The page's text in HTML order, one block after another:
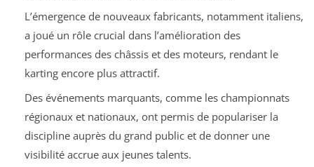
L’émergence de nouveaux fabricants, notamment italiens,
a joué un rôle crucial dans l’amélioration des
performances des châssis et des moteurs, rendant le
karting encore plus attractif.
Des événements marquants, comme les championnats
régionaux et nationaux, ont permis de populariser la
discipline auprès du grand public et de donner une
visibilité accrue aux jeunes talents.